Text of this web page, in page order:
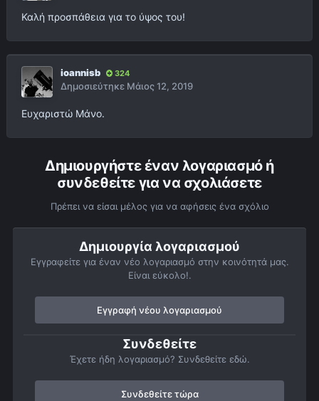
Καλή προσπάθεια για το ύψος του!
ioannisb 324
Δημοσιεύτηκε Μάιος 12, 2019
Ευχαριστώ Μάνο.
Δημιουργήστε έναν λογαριασμό ή
συνδεθείτε για να σχολιάσετε
Πρέπει να είσαι μέλος για να αφήσεις ένα σχόλιο
Δημιουργία λογαριασμού
Εγγραφείτε για έναν νέο λογαριασμό στην κοινότητά μας.
Είναι εύκολο!.
Εγγραφή νέου λογαριασμού
Συνδεθείτε
Έχετε ήδη λογαριασμό? Συνδεθείτε εδώ.
Συνδεθείτε τώρα